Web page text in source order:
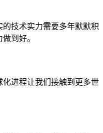
技术实力需要多年默默积
到好。
进程让我们接触到更多世